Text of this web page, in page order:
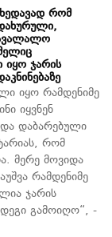
რომ
იყო ჯარის
იყო რამდენიმე
იყვნენ
დაბარებული
რომ
მერე მოვიდა
რამდენიმე
ჯარის
გამოიღო“, -